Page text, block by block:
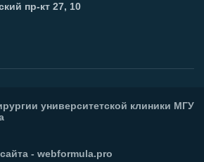
пр-кт 27, 10
университетской клиники МГУ
- webformula.pro